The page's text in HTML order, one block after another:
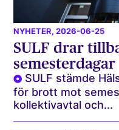
NYHETER, 2026-06-25
SULF drar
semesterdagar
SULF stämde
för brott mot
kollektivavtal och...